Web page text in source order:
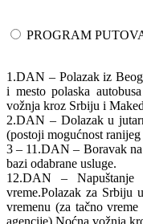
PROGRAM
1.DAN – Polazak iz
i mesto polaska
vožnja kroz Srbiju i
2.DAN – Dolazak u
(postoji mogućnost ranijeg
3 – 11.DAN – Boravak na
bazi odabrane usluge.
12.DAN – Napuštanje
vreme.Polazak za Srbiju
vremenu (za tačno